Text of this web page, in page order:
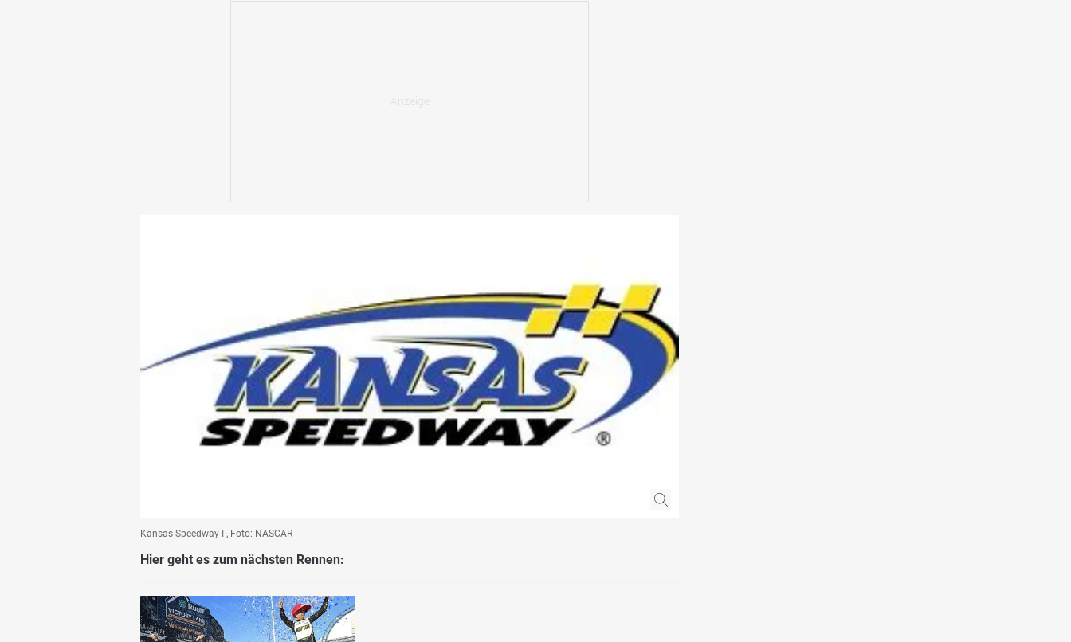
Kansas Speedway I , Foto: NASCAR
Hier geht es zum nächsten Rennen: